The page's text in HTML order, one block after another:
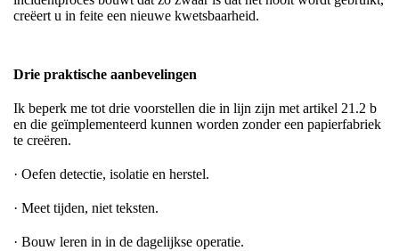
creëert u in feite een nieuwe kwetsbaarheid.
Drie praktische aanbevelingen
Ik beperk me tot drie voorstellen die in lijn zijn met artikel 21.2 b
en die geïmplementeerd kunnen worden zonder een papierfabriek
te creëren.
· Oefen detectie, isolatie en herstel.
· Meet tijden, niet teksten.
· Bouw leren in in de dagelijkse operatie.